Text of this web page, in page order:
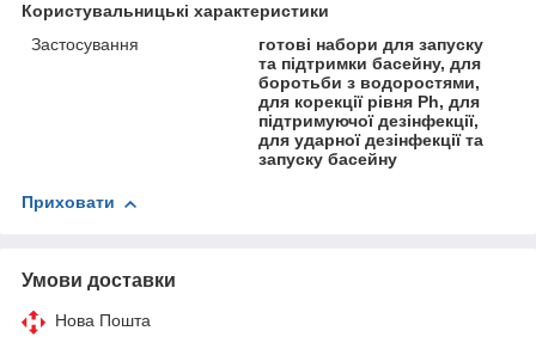
Користувальницькі характеристики
Застосування
готові набори для запуску
та підтримки басейну, для
боротьби з водоростями,
для корекції рівня Ph, для
підтримуючої дезінфекції,
для ударної дезінфекції та
запуску басейну
Приховати
Умови доставки
Нова Пошта